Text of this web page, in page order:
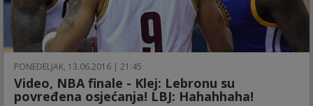
PONEDELJAK, 13.06.2016 | 21:45
Video, NBA finale - Klej: Lebronu su
povređena osjećanja! LBJ: Hahahhaha!